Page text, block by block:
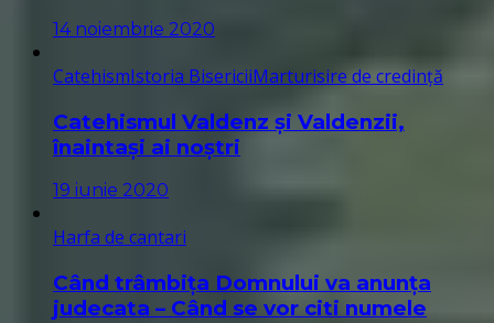
14 noiembrie 2020
CatehismIstoria BisericiiMarturisire de credință
Catehismul Valdenz și Valdenzii,
înaintași ai noștri
19 iunie 2020
Harfa de cantari
Când trâmbița Domnului va anunța
judecata – Când se vor citi numele